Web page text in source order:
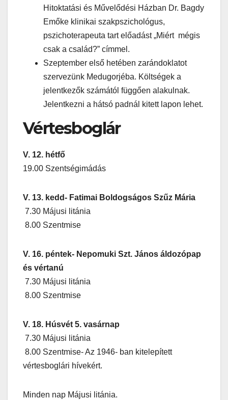
Hitoktatási és Művelődési Házban Dr. Bagdy
Emőke klinikai szakpszichológus,
pszichoterapeuta tart előadást „Miért mégis
csak a család?” címmel.
Szeptember első hetében zarándoklatot
szervezünk Medugorjéba. Költségek a
jelentkezők számától függően alakulnak.
Jelentkezni a hátsó padnál kitett lapon lehet.
Vértesboglár
V. 12. hétfő
19.00 Szentségimádás
V. 13. kedd- Fatimai Boldogságos Szűz Mária
7.30 Májusi litánia
8.00 Szentmise
V. 16. péntek- Nepomuki Szt. János áldozópap
és vértanú
7.30 Májusi litánia
8.00 Szentmise
V. 18. Húsvét 5. vasárnap
7.30 Májusi litánia
8.00 Szentmise- Az 1946- ban kitelepített
vértesboglári hívekért.
Minden nap Májusi litánia.